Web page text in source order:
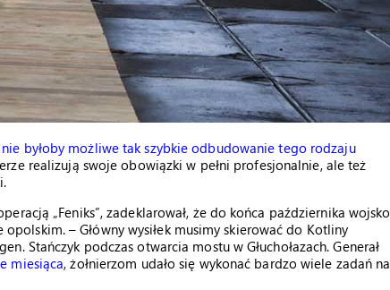
byłoby możliwe tak szybkie odbudowanie tego rodzaju
realizują swoje obowiązki w pełni profesjonalnie, ale też
„Feniks”, zadeklarował, że do końca października wojsko
– Główny wysiłek musimy skierować do Kotliny
Stańczyk podczas otwarcia mostu w Głuchołazach. Generał
miesiąca, żołnierzom udało się wykonać bardzo wiele zadań na